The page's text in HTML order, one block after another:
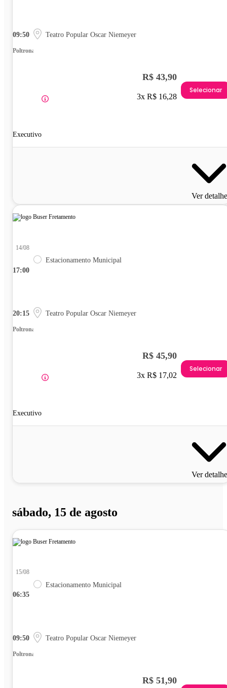
09:50 Teatro Popular Oscar Niemeyer
Poltrona
Executivo
R$ 43,90
3x R$ 16,28
Selecionar
Ver
17:00
14/08
Estacionamento Municipal
20:15 Teatro Popular Oscar Niemeyer
Poltrona
Executivo
R$ 45,90
3x R$ 17,02
Selecionar
Ver
sábado, 15 de agosto
06:35
15/08
Estacionamento Municipal
09:50 Teatro Popular Oscar Niemeyer
Poltrona
R$ 51,90